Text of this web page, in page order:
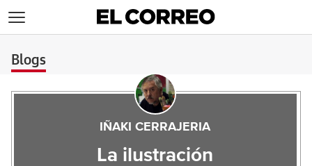
Blogs
IÑAKI CERRAJERIA
La ilustración